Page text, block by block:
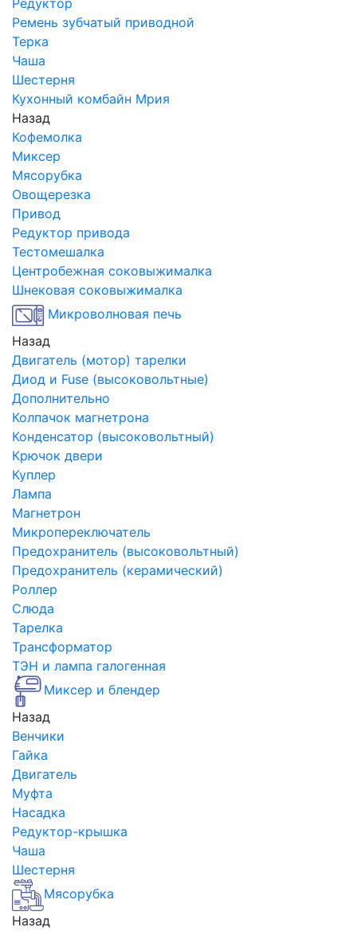
Редуктор
Ремень зубчатый приводной
Терка
Чаша
Шестерня
Кухонный комбайн Мрия
Назад
Кофемолка
Миксер
Мясорубка
Овощерезка
Привод
Редуктор привода
Тестомешалка
Центробежная соковыжималка
Шнековая соковыжималка
Микроволновая печь
Назад
Двигатель (мотор) тарелки
Диод и Fuse (высоковольтные)
Дополнительно
Колпачок магнетрона
Конденсатор (высоковольтный)
Крючок двери
Куплер
Лампа
Магнетрон
Микропереключатель
Предохранитель (высоковольтный)
Предохранитель (керамический)
Роллер
Слюда
Тарелка
Трансформатор
ТЭН и лампа галогенная
Миксер и блендер
Назад
Венчики
Гайка
Двигатель
Муфта
Насадка
Редуктор-крышка
Чаша
Шестерня
Мясорубка
Назад